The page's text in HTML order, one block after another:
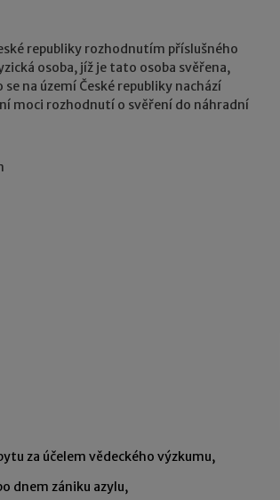
republiky rozhodnutím příslušného
osoba, jíž je tato osoba svěřena,
na území České republiky nachází
moci rozhodnutí o svěření do náhradní
za účelem vědeckého výzkumu,
dnem zániku azylu,